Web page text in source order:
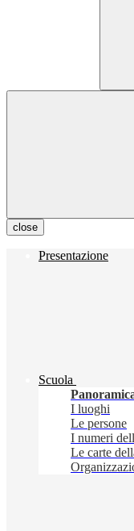
close
Presentazione
Scuola
I luoghi
Le persone
I numeri
Le carte